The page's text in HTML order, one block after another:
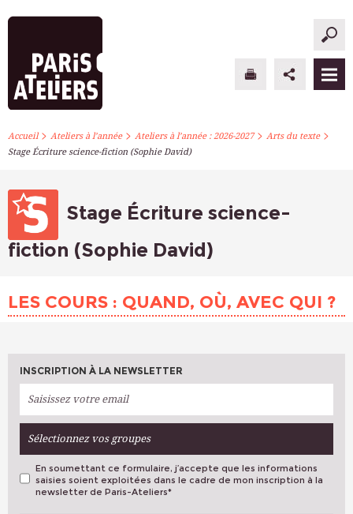
PARIS ATELIERS
ATELIERS À L’ANNÉE
STAGES PONCTUELS
S’INSCRIRE
Accueil> Ateliers à l’année> Ateliers à l’année : 2026-2027> Arts du texte>
Stage Écriture science-fiction (Sophie David)
Stage Écriture science-
fiction (Sophie David)
LES COURS : QUAND, OÙ, AVEC QUI ?
INSCRIPTION À LA NEWSLETTER
Sélectionnez vos groupes
En soumettant ce formulaire, j’accepte que les informations
saisies soient exploitées dans le cadre de mon inscription à la
newsletter de Paris-Ateliers*